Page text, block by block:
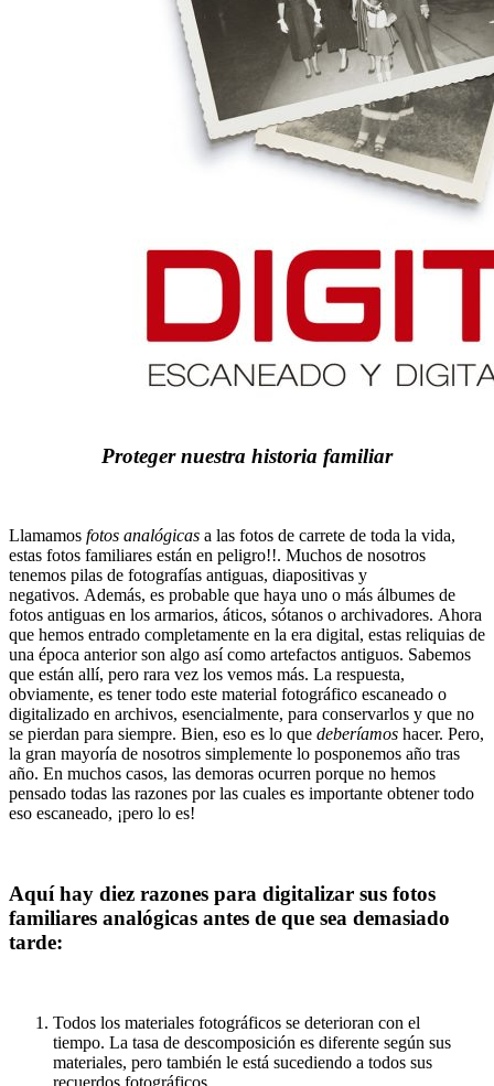
Proteger nuestra historia familiar
Llamamos fotos analógicas a las fotos de carrete de toda la vida,
estas fotos familiares están en peligro!!. Muchos de nosotros
tenemos pilas de fotografías antiguas, diapositivas y
negativos. Además, es probable que haya uno o más álbumes de
fotos antiguas en los armarios, áticos, sótanos o archivadores. Ahora
que hemos entrado completamente en la era digital, estas reliquias de
una época anterior son algo así como artefactos antiguos. Sabemos
que están allí, pero rara vez los vemos más. La respuesta,
obviamente, es tener todo este material fotográfico escaneado o
digitalizado en archivos, esencialmente, para conservarlos y que no
se pierdan para siempre. Bien, eso es lo que deberíamos hacer. Pero,
la gran mayoría de nosotros simplemente lo posponemos año tras
año. En muchos casos, las demoras ocurren porque no hemos
pensado todas las razones por las cuales es importante obtener todo
eso escaneado, ¡pero lo es!
Aquí hay diez razones para digitalizar sus fotos
familiares analógicas antes de que sea demasiado
tarde:
Todos los materiales fotográficos se deterioran con el
tiempo. La tasa de descomposición es diferente según sus
materiales, pero también le está sucediendo a todos sus
recuerdos fotográficos.